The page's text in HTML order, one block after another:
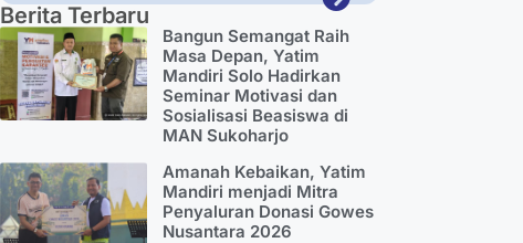
Berita Terbaru
Bangun Semangat Raih
Masa Depan, Yatim
Mandiri Solo Hadirkan
Seminar Motivasi dan
Sosialisasi Beasiswa di
MAN Sukoharjo
Amanah Kebaikan, Yatim
Mandiri menjadi Mitra
Penyaluran Donasi Gowes
Nusantara 2026